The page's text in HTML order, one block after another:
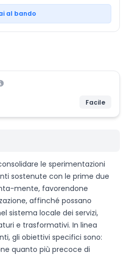
al bando
Facile
le sperimentazioni
sostenute con le prime due
mente, favorendone
affinché possano
sistema locale dei servizi,
e trasformativi. In linea
gli obiettivi specifici sono:
quanto più precoce di